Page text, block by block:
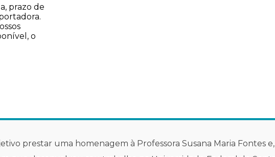
prazo de
o
prestar uma homenagem à Professora Susana Maria Fontes